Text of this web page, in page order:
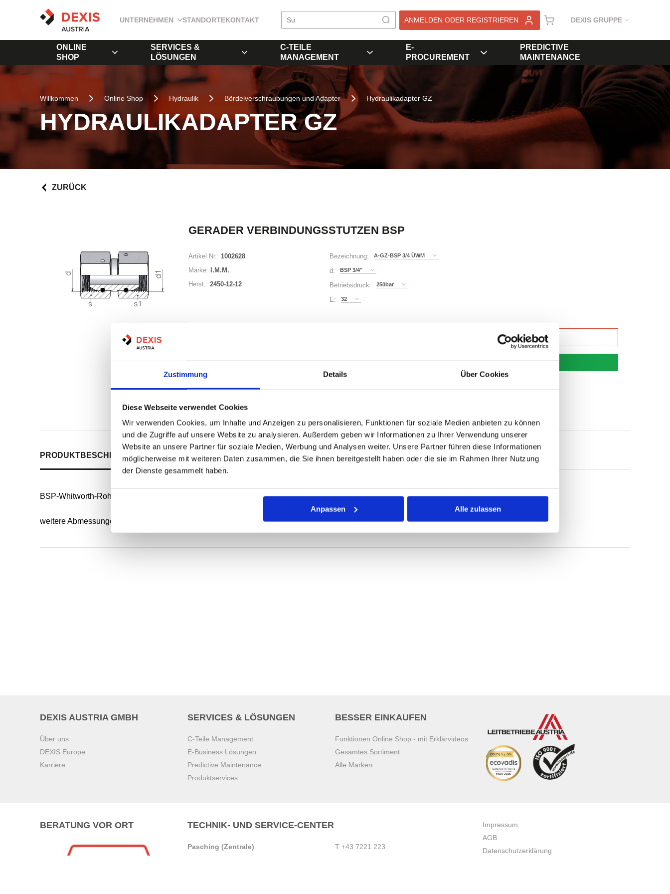
Zustimmung Details Über Cookies
Diese Webseite verwendet Cookies
Wir verwenden Cookies, um Inhalte und Anzeigen zu personalisieren, Funktionen für soziale Medien anbieten zu können
und die Zugriffe auf unsere Website zu analysieren. Außerdem geben wir Informationen zu Ihrer Verwendung unserer
Website an unsere Partner für soziale Medien, Werbung und Analysen weiter. Unsere Partner führen diese Informationen
möglicherweise mit weiteren Daten zusammen, die Sie ihnen bereitgestellt haben oder die sie im Rahmen Ihrer Nutzung
der Dienste gesammelt haben.
Anpassen Alle zulassen
UNTERNEHMEN STANDORTEKONTAKT ANMELDEN ODER REGISTRIEREN DEXIS GRUPPE
ONLINE
SHOP
SERVICES &
LÖSUNGEN
C-TEILE
MANAGEMENT
E-
PROCUREMENT
PREDICTIVE
MAINTENANCE
Willkommen Online Shop Hydraulik Bördelverschraubungen und Adapter Hydraulikadapter GZ
HYDRAULIKADAPTER GZ
ZURÜCK
GERADER VERBINDUNGSSTUTZEN BSP
Artikel Nr.: 1002628
Marke: I.M.M.
Herst.: 2450-12-12
Bezeichnung: A-GZ-BSP 3/4 ÜWM
d: BSP 3/4"
Betriebsdruck: 250bar
E: 32
STK Warenkorb
Auf Lager
Print
PRODUKTBESCHREIBUNGALLE SPEZIFIKATIONENVARIANTEN
BSP-Whitworth-Rohrgewinde zylindrisch
weitere Abmessungen auf Anfrage
DEXIS AUSTRIA GMBH
Über uns
DEXIS Europe
Karriere
SERVICES & LÖSUNGEN
C-Teile Management
E-Business Lösungen
Predictive Maintenance
Produktservices
BESSER EINKAUFEN
Funktionen Online Shop - mit Erklärvideos
Gesamtes Sortiment
Alle Marken
BERATUNG VOR ORT TECHNIK- UND SERVICE-CENTER
Pasching (Zentrale)
T +43 7221 223
Impressum
AGB
Datenschutzerklärung